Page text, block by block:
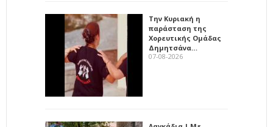
Την Κυριακή η
παράσταση της
Χορευτικής Ομάδας
Δημητσάνα…
07-08-2026